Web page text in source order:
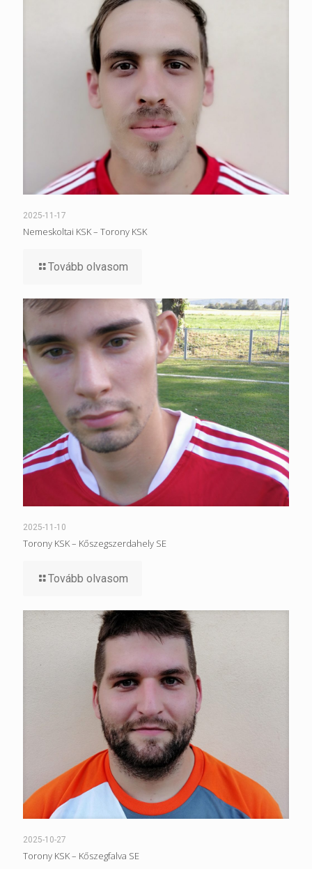
2025-11-17
Nemeskoltai KSK – Torony KSK
Tovább olvasom
2025-11-10
Torony KSK – Kőszegszerdahely SE
Tovább olvasom
2025-10-27
Torony KSK – Kőszegfalva SE